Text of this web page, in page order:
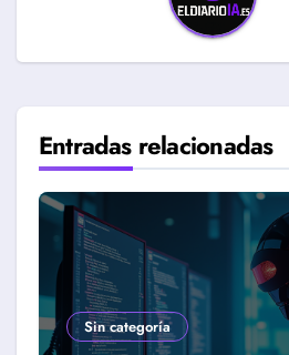
Entradas relacionadas
Sin categoría